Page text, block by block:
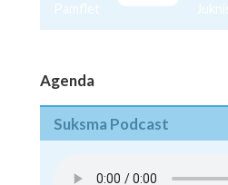
Pamflet
Agenda
Suksma Podcast